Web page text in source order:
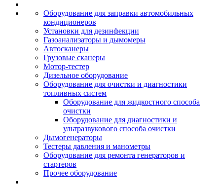
Оборудование для заправки автомобильных
кондиционеров
Установки для дезинфекции
Газоанализаторы и дымомеры
Автосканеры
Грузовые сканеры
Мотор-тестер
Дизельное оборудование
Оборудование для очистки и диагностики
топливных систем
Оборудование для жидкостного способа
очистки
Оборудование для диагностики и
ультразвукового способа очистки
Дымогенераторы
Тестеры давления и манометры
Оборудование для ремонта генераторов и
стартеров
Прочее оборудование